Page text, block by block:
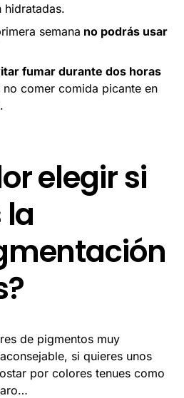
hidratadas.
semana no podrás usar
fumar durante dos horas
no comer comida picante en
elegir si
de pigmentos muy
si quieres unos
por colores tenues como